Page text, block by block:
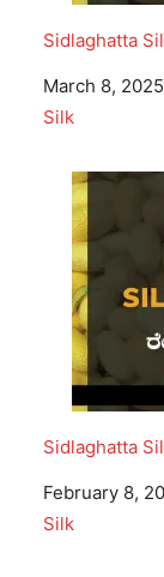
Sidlaghatta
Date
March 8, 2025
In relation to
Silk
Sidlaghatta
Date
February 8,
In relation to
Silk